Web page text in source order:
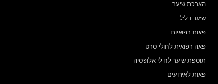
הארכת שיער
שיער דליל
פאות רפואיות
פאה רפואית לחולי סרטן
תוספת שיער לחולי אלופסיה
פאות לאירועים